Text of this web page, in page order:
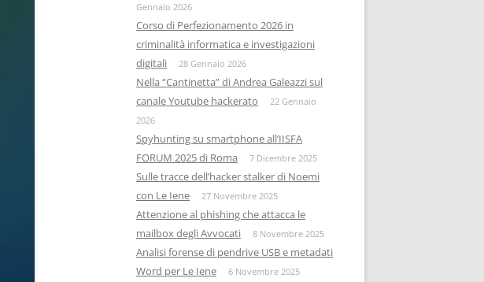
Gennaio 2026
Corso di Perfezionamento 2026 in
criminalità informatica e investigazioni
digitali
28 Gennaio 2026
Nella “Cantinetta” di Andrea Galeazzi sul
canale Youtube hackerato
22 Gennaio
2026
Spyhunting su smartphone all’IISFA
FORUM 2025 di Roma
7 Dicembre 2025
Sulle tracce dell’hacker stalker di Noemi
con Le Iene
27 Novembre 2025
Attenzione al phishing che attacca le
mailbox degli Avvocati
8 Novembre 2025
Analisi forense di pendrive USB e metadati
Word per Le Iene
6 Novembre 2025